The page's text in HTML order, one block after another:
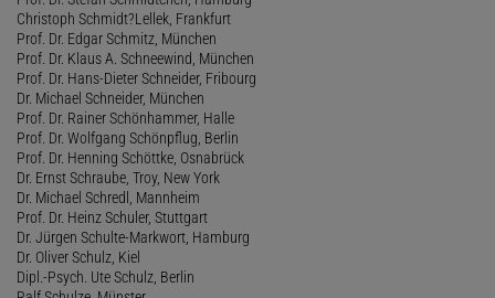
Christoph Schmidt?Lellek, Frankfurt
Prof. Dr. Edgar Schmitz, München
Prof. Dr. Klaus A. Schneewind, München
Prof. Dr. Hans-Dieter Schneider, Fribourg
Dr. Michael Schneider, München
Prof. Dr. Rainer Schönhammer, Halle
Prof. Dr. Wolfgang Schönpflug, Berlin
Prof. Dr. Henning Schöttke, Osnabrück
Dr. Ernst Schraube, Troy, New York
Dr. Michael Schredl, Mannheim
Prof. Dr. Heinz Schuler, Stuttgart
Dr. Jürgen Schulte-Markwort, Hamburg
Dr. Oliver Schulz, Kiel
Dipl.-Psych. Ute Schulz, Berlin